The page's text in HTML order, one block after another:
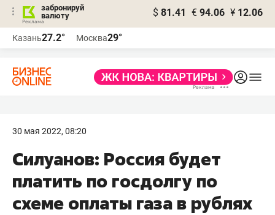
забронируй
валюту
$ 81.41 € 94.06 ¥ 12.06
Казань27.2° Москва29°
30 мая 2022, 08:20
Силуанов: Россия будет
платить по госдолгу по
схеме оплаты газа в рублях